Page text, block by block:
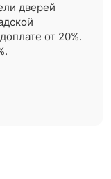
дверей
от 20%.